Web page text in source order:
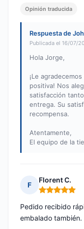
Opinión traducida
Respuesta de
Publicada el 16/07/
Hola Jorge,
¡Le
positiva! Nos
satisfacción
entrega. Su
recompensa.
Atentamente,
El equipo de la
F
Florent C.
Nota: 5 de 5
Pedido recibido
embalado también.